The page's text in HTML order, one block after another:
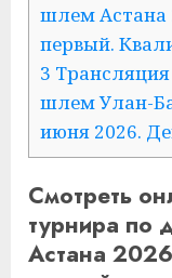
шлем Астана
первый.
3
шлем Улан-
июня 2026.
Смотреть
турнира
Астана